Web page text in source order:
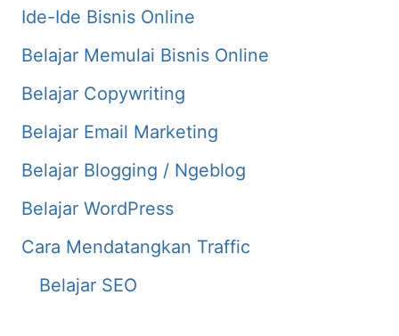
Ide-Ide Bisnis Online
Belajar Memulai Bisnis Online
Belajar Copywriting
Belajar Email Marketing
Belajar Blogging / Ngeblog
Belajar WordPress
Cara Mendatangkan Traffic
Belajar SEO